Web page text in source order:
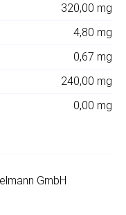
320,00 mg
4,80 mg
0,67 mg
240,00 mg
0,00 mg
GmbH